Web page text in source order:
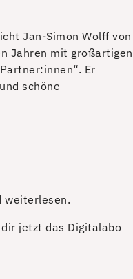
Jan-Simon Wolff von
Jahren mit großartigen
Er
schöne
weiterlesen.
jetzt das Digitalabo